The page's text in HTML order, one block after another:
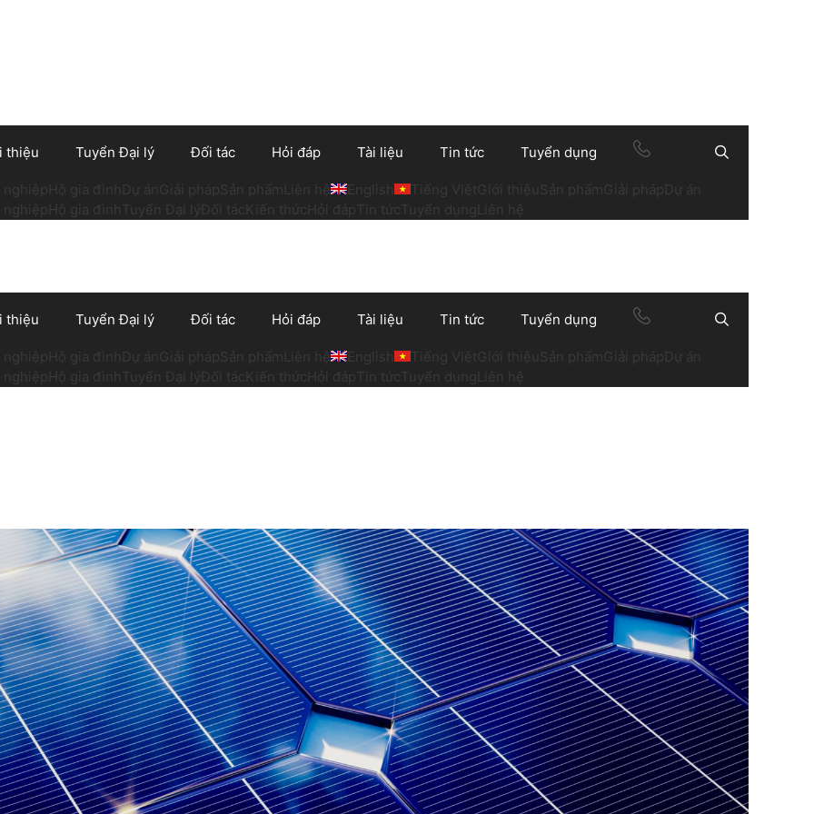
thiệu Tuyển Đại lý Đối tác Hỏi đáp Tài liệu Tin tức Tuyển dụng
nghiệpHộ gia đình Dự ánGiải pháp Sản phẩm Liên hệ English Tiếng ViệtGiới thiệu Sản phẩm Giải phápDự án
nghiệpHộ gia đình Tuyển Đại lý Đối tác Kiến thức Hỏi đáp Tin tức Tuyển dụng Liên hệ
thiệu Tuyển Đại lý Đối tác Hỏi đáp Tài liệu Tin tức Tuyển dụng
nghiệpHộ gia đình Dự ánGiải pháp Sản phẩm Liên hệ English Tiếng ViệtGiới thiệu Sản phẩm Giải phápDự án
nghiệpHộ gia đình Tuyển Đại lý Đối tác Kiến thức Hỏi đáp Tin tức Tuyển dụng Liên hệ